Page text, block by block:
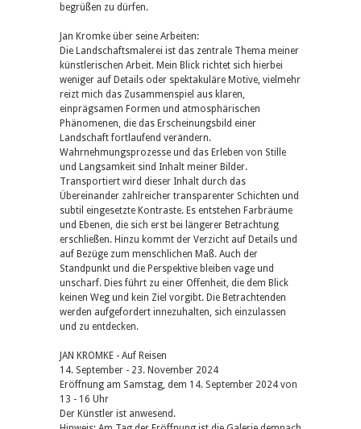
begrüßen zu dürfen.
Jan Kromke über seine Arbeiten:
Die Landschaftsmalerei ist das zentrale Thema meiner
künstlerischen Arbeit. Mein Blick richtet sich hierbei
weniger auf Details oder spektakuläre Motive, vielmehr
reizt mich das Zusammenspiel aus klaren,
einprägsamen Formen und atmosphärischen
Phänomenen, die das Erscheinungsbild einer
Landschaft fortlaufend verändern.
Wahrnehmungsprozesse und das Erleben von Stille
und Langsamkeit sind Inhalt meiner Bilder.
Transportiert wird dieser Inhalt durch das
Übereinander zahlreicher transparenter Schichten und
subtil eingesetzte Kontraste. Es entstehen Farbräume
und Ebenen, die sich erst bei längerer Betrachtung
erschließen. Hinzu kommt der Verzicht auf Details und
auf Bezüge zum menschlichen Maß. Auch der
Standpunkt und die Perspektive bleiben vage und
unscharf. Dies führt zu einer Offenheit, die dem Blick
keinen Weg und kein Ziel vorgibt. Die Betrachtenden
werden aufgefordert innezuhalten, sich einzulassen
und zu entdecken.
JAN KROMKE - Auf Reisen
14. September - 23. November 2024
Eröffnung am Samstag, dem 14. September 2024 von
13 - 16 Uhr
Der Künstler ist anwesend.